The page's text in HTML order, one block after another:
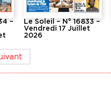
–
Le Soleil – N° 16833 –
Vendredi 17 Juillet
2026